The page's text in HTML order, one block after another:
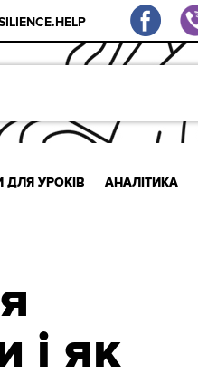
ДЛЯ УРОКІВ АНАЛІТИКА
і як